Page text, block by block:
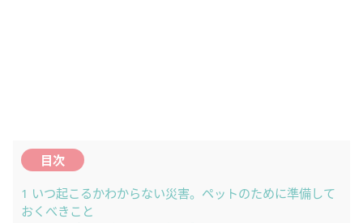
目次
1 いつ起こるかわからない災害。ペットのために準備して
おくべきこと